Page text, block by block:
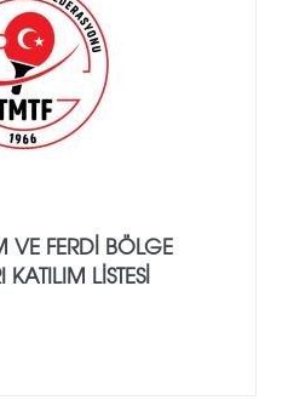
VE FERDİ BÖLGE
LİSTESİ